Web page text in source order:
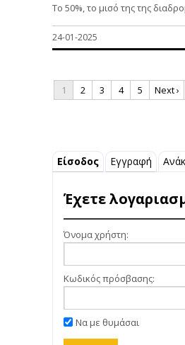
Το 50%, το μισό της της
24-01-2025
1 2 3 4 5 Next ›
Είσοδος Εγγραφή
Έχετε
Όνομα χρήστη:
Κωδικός πρόσβασης:
Να με θυμάσαι